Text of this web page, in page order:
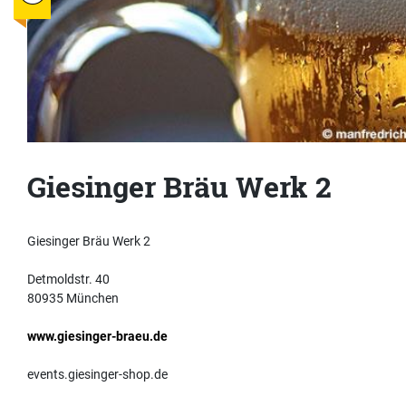
Giesinger Bräu Werk 2
Giesinger Bräu Werk 2
Detmoldstr. 40
80935 München
www.giesinger-braeu.de
events.giesinger-shop.de